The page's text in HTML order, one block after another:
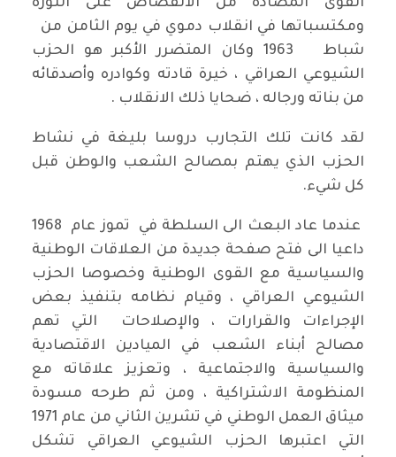
القوى المضادة من الانقضاض على الثورة
ومكتسباتها في انقلاب دموي في يوم الثامن من
شباط 1963 وكان المتضرر الأكبر هو الحزب
الشيوعي العراقي ، خيرة قادته وكوادره وأصدقائه
من بناته ورجاله ، ضحايا ذلك الانقلاب .
لقد كانت تلك التجارب دروسا بليغة في نشاط
الحزب الذي يهتم بمصالح الشعب والوطن قبل
كل شيء.
عندما عاد البعث الى السلطة في تموز عام 1968
داعيا الى فتح صفحة جديدة من العلاقات الوطنية
والسياسية مع القوى الوطنية وخصوصا الحزب
الشيوعي العراقي ، وقيام نظامه بتنفيذ بعض
الإجراءات والقرارات ، والإصلاحات التي تهم
مصالح أبناء الشعب في الميادين الاقتصادية
والسياسية والاجتماعية ، وتعزيز علاقاته مع
المنظومة الاشتراكية ، ومن ثم طرحه مسودة
ميثاق العمل الوطني في تشرين الثاني من عام 1971
التي اعتبرها الحزب الشيوعي العراقي تشكل